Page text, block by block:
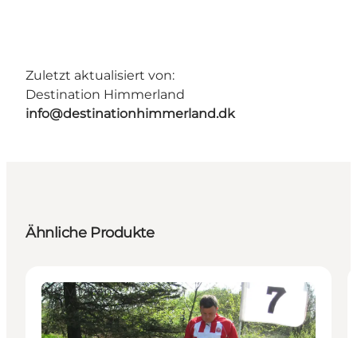
Zuletzt aktualisiert von:
Destination Himmerland
info@destinationhimmerland.dk
Ähnliche Produkte
Aktivitäten